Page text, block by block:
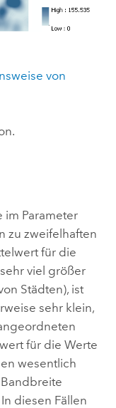
von
im Parameter
zu zweifelhaften
für die
viel größer
Städten), ist
sehr klein,
für die Werte
wesentlich
diesen Fällen